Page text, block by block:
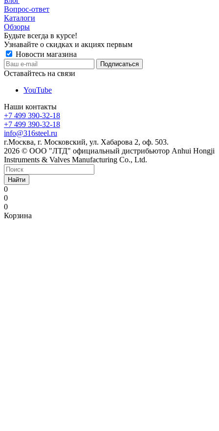
Вопрос-ответ
Каталоги
Обзоры
Будьте всегда в курсе!
Узнавайте о скидках и акциях первым
Новости магазина
Оставайтесь на связи
YouTube
Наши контакты
+7 499 390-32-18
+7 499 390-32-18
info@316steel.ru
г.Москва, г. Московский, ул. Хабарова 2, оф. 503.
2026 © ООО "ЛТД" официальный дистрибьютор Anhui Hongji
Instruments & Valves Manufacturing Co., Ltd.
Найти
0
0
0
Корзина